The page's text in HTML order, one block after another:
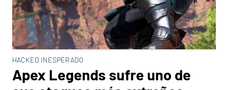
HACKEO INESPERADO
Apex Legends sufre uno de